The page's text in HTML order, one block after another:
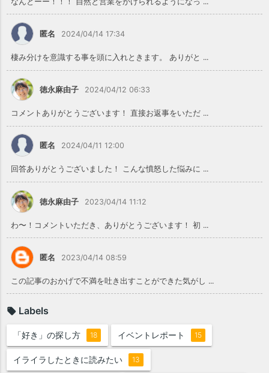
匿名 2024/04/14 17:34
棲み分けを意識する事を頭に入れときます。 ありがと ...
徳永麻由子 2024/04/12 06:33
コメントありがとうございます！ 直接お返事をいただ ...
匿名 2024/04/11 12:00
回答ありがとうございました！ こんな憤怒した悩みに ...
徳永麻由子 2023/04/14 11:12
わ〜！コメントいただき、ありがとうございます！ 初 ...
匿名 2023/04/14 08:59
この記事のおかげで不満を吐き出すことができた気がし ...
Labels
「好き」の探し方 18 イベントレポート 15
イライラしたときに読みたい 13